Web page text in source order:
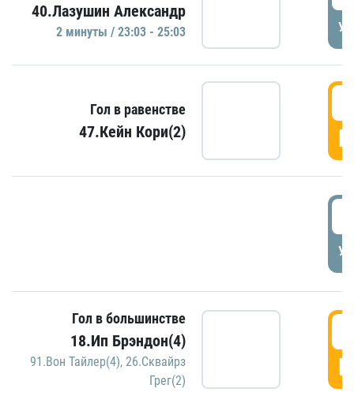
40.Лазушин Александр
2 минуты / 23:03 - 25:03
Гол в равенстве
47.Кейн Кори(2)
Гол в большинстве
18.Ип Брэндон(4)
91.Вон Тайлер(4), 26.Сквайрз
Грег(2)